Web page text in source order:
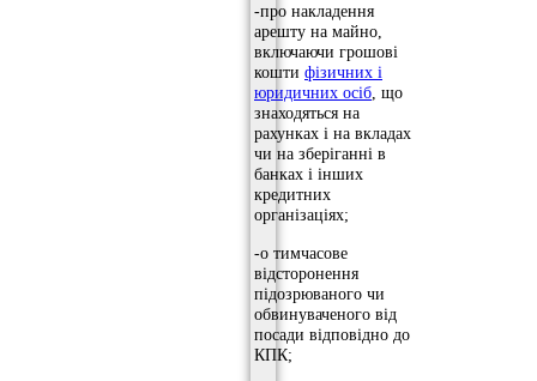
-про накладення
арешту на майно,
включаючи грошові
кошти фізичних і
юридичних осіб, що
знаходяться на
рахунках і на вкладах
чи на зберіганні в
банках і інших
кредитних
організаціях;
-о тимчасове
відсторонення
підозрюваного чи
обвинуваченого від
посади відповідно до
КПК;